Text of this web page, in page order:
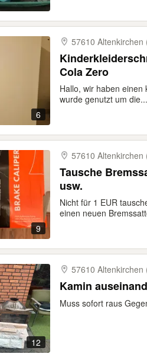
6
57610 Altenkirchen
Cola Zero
Hallo, wir haben
wurde genutzt um die...
9
57610 Altenkirchen
Tausche
usw.
Nicht für 1 EUR
einen neuen
12
57610 Altenkirchen
Kamin
Muss sofort raus